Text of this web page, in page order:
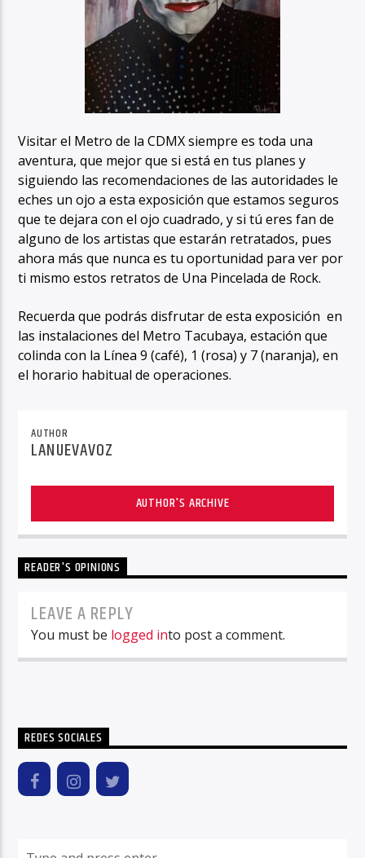
Visitar el Metro de la CDMX siempre es toda una
aventura, que mejor que si está en tus planes y
siguiendo las recomendaciones de las autoridades le
eches un ojo a esta exposición que estamos seguros
que te dejara con el ojo cuadrado, y si tú eres fan de
alguno de los artistas que estarán retratados, pues
ahora más que nunca es tu oportunidad para ver por
ti mismo estos retratos de Una Pincelada de Rock.
Recuerda que podrás disfrutar de esta exposición en
las instalaciones del Metro Tacubaya, estación que
colinda con la Línea 9 (café), 1 (rosa) y 7 (naranja), en
el horario habitual de operaciones.
AUTHOR
LANUEVAVOZ
AUTHOR'S ARCHIVE
READER'S OPINIONS
LEAVE A REPLY
You must be logged into post a comment.
REDES SOCIALES